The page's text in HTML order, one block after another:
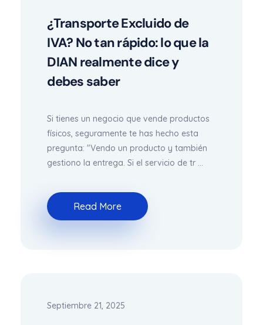
¿Transporte Excluido de
IVA? No tan rápido: lo que la
DIAN realmente dice y
debes saber
Si tienes un negocio que vende productos
físicos, seguramente te has hecho esta
pregunta: "Vendo un producto y también
gestiono la entrega. Si el servicio de tr ...
Read More
Septiembre 21, 2025